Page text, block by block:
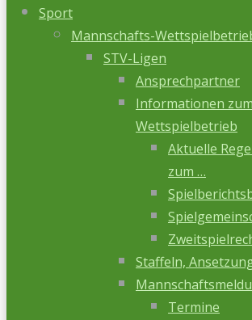
Sport
Mannschafts-
STV-Ligen
Ansprechpartner
Informationen zum
Wettspielbetrieb
Aktuelle
zum …
Staffeln,
Termine